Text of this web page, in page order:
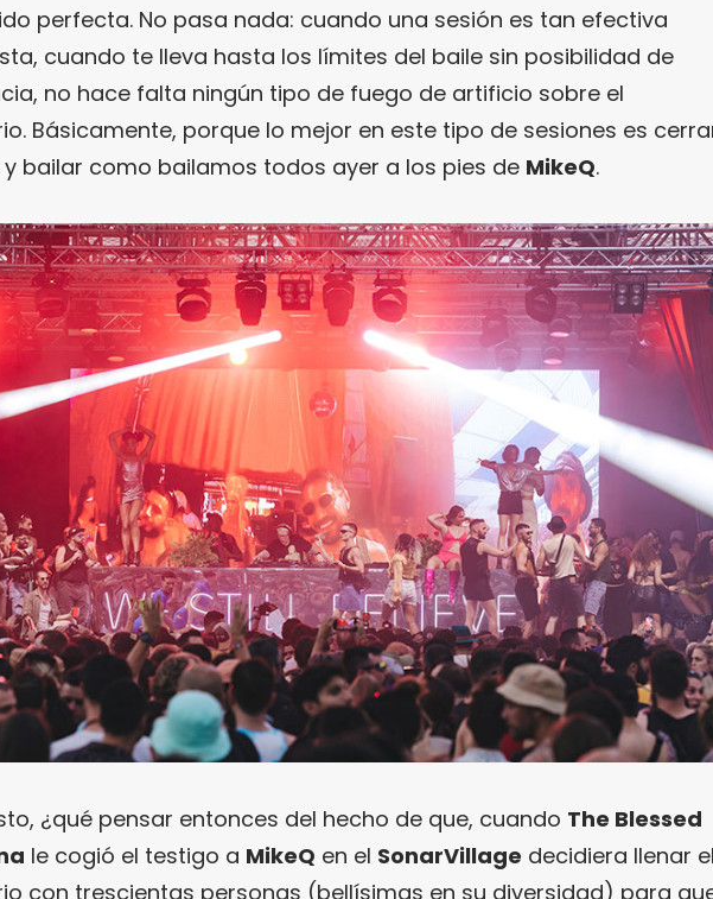
perfecta. No pasa nada: cuando una sesión es tan efectiva
cuando te lleva hasta los límites del baile sin posibilidad de
no hace falta ningún tipo de fuego de artificio sobre el
Básicamente, porque lo mejor en este tipo de sesiones es
y bailar como bailamos todos ayer a los pies de MikeQ.
¿qué pensar entonces del hecho de que, cuando The Blessed
le cogió el testigo a MikeQ en el SonarVillage decidiera llenar el
con trescientas personas (bellísimas en su diversidad) para